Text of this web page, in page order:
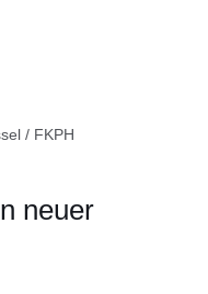
/ FKPH
neuer